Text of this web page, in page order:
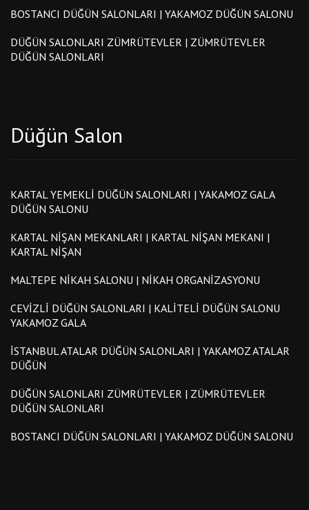
BOSTANCI DÜĞÜN SALONLARI | YAKAMOZ DÜĞÜN SALONU
DÜĞÜN SALONLARI ZÜMRÜTEVLER | ZÜMRÜTEVLER
DÜĞÜN SALONLARI
Düğün Salon
KARTAL YEMEKLI DÜĞÜN SALONLARI | YAKAMOZ GALA
DÜĞÜN SALONU
KARTAL NIŞAN MEKANLARI | KARTAL NIŞAN MEKANI |
KARTAL NIŞAN
MALTEPE NIKAH SALONU | NIKAH ORGANIZASYONU
CEVIZLI DÜĞÜN SALONLARI | KALITELI DÜĞÜN SALONU
YAKAMOZ GALA
İSTANBUL ATALAR DÜĞÜN SALONLARI | YAKAMOZ ATALAR
DÜĞÜN
DÜĞÜN SALONLARI ZÜMRÜTEVLER | ZÜMRÜTEVLER
DÜĞÜN SALONLARI
BOSTANCI DÜĞÜN SALONLARI | YAKAMOZ DÜĞÜN SALONU